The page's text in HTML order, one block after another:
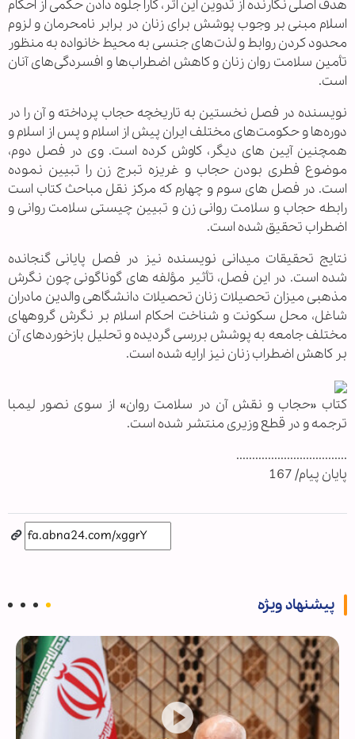
هدف اصلی نگارنده از تدوین این اثر، کارا جلوه دادن حکمی از احکام
اسلام مبنی بر وجوب پوشش برای زنان در برابر نامحرمان و لزوم
محدود کردن روابط و لذت‌های جنسی به محیط خانواده به منظور
تأمین سلامت روان زنان و کاهش اضطراب‌ها و افسردگی‌های آنان
است.
نویسنده در فصل نخستین به تاریخچه حجاب پرداخته و آن را در
دوره‌ها و حکومت‌های مختلف ایران پیش از اسلام و پس از اسلام و
همچنین آیین های دیگر، کاوش کرده است. وی در فصل دوم،
موضوع فطری بودن حجاب و غریزه تبرج زن را تبیین نموده
است. در فصل های سوم و چهارم که مركز نقل مباحث کتاب است
رابطه حجاب و سلامت روانی زن و تبیین چیستی سلامت روانی و
اضطراب تحقیق شده است.
نتایج تحقیقات میدانی نویسنده نیز در فصل پایانی گنجانده
شده است. در این فصل، تأثیر مؤلفه های گوناگونی چون نگرش
مذهبی میزان تحصیلات زنان تحصیلات دانشگاهی والدین مادران
شاغل، محل سکونت و شناخت احکام اسلام بر نگرش گروههای
مختلف جامعه به پوشش بررسی گردیده و تحلیل بازخوردهای آن
بر کاهش اضطراب زنان نیز ارایه شده است.
کتاب «حجاب و نقش آن در سلامت روان» از سوی نصور ليمبا
ترجمه و در قطع وزیری منتشر شده است.
...................................
پایان پیام/ 167
پیشنهاد ویژه